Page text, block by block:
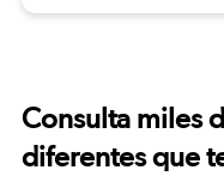
Consulta miles
diferentes que